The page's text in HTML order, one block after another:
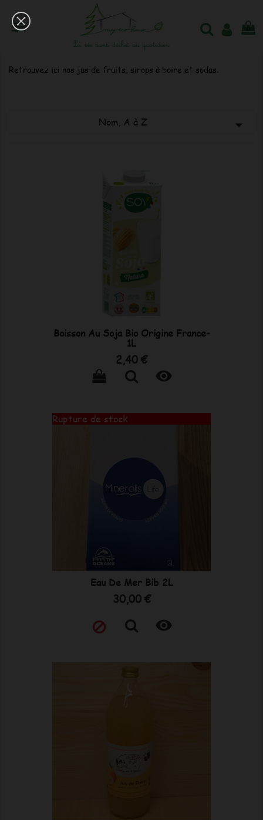

Jus de Fruits - Sirop à boire - Soda
Retrouvez ici nos jus de fruits, sirops à boire et sodas.
Nom, A à Z 
Boisson Au Soja Bio Origine France-
1L
Prix
2,40 €

Rupture de stock
Eau De Mer Bib 2L
Prix
30,00 €
